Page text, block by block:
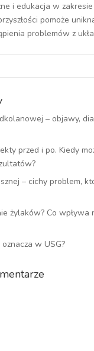
i edukacja w
pomoże
problemów z
– objawy,
przed i po. Kiedy
– cichy problem,
żylaków? Co wpływa
w USG?